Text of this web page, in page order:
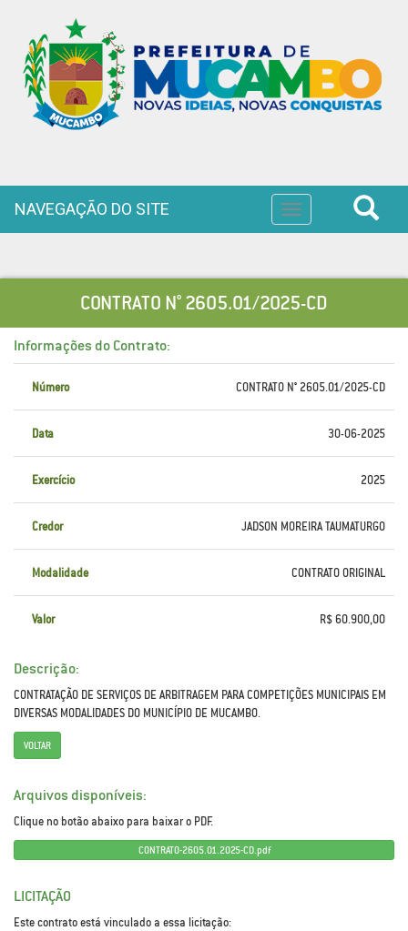
Toggle
navigation
NAVEGAÇÃO DO SITE
CONTRATO N° 2605.01/2025-CD
Informações do Contrato:
Número CONTRATO N° 2605.01/2025-CD
Data 30-06-2025
Exercício 2025
Credor JADSON MOREIRA TAUMATURGO
Modalidade CONTRATO ORIGINAL
Valor R$ 60.900,00
Descrição:
CONTRATAÇÃO DE SERVIÇOS DE ARBITRAGEM PARA COMPETIÇÕES MUNICIPAIS EM
DIVERSAS MODALIDADES DO MUNICÍPIO DE MUCAMBO.
VOLTAR
Arquivos disponíveis:
Clique no botão abaixo para baixar o PDF.
CONTRATO-2605.01.2025-CD.pdf
LICITAÇÃO
Este contrato está vinculado a essa licitação: